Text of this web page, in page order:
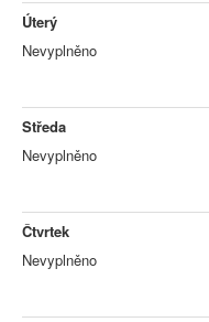
Úterý
Nevyplněno
Středa
Nevyplněno
Čtvrtek
Nevyplněno